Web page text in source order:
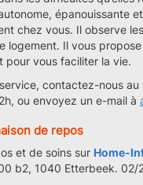
épanouissante
chez vous. Il observe
logement. Il vous
pour vous faciliter la vie.
contactez-nous
ou envoyez un e-mail à
de repos
et de soins sur Home-
b2, 1040 Etterbeek. 02/